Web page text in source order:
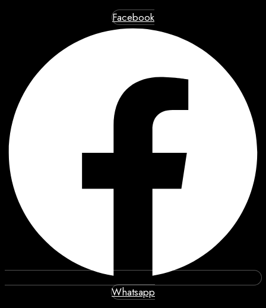
Facebook
Whatsapp